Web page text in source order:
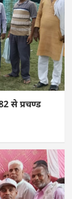
से प्रचण्ड